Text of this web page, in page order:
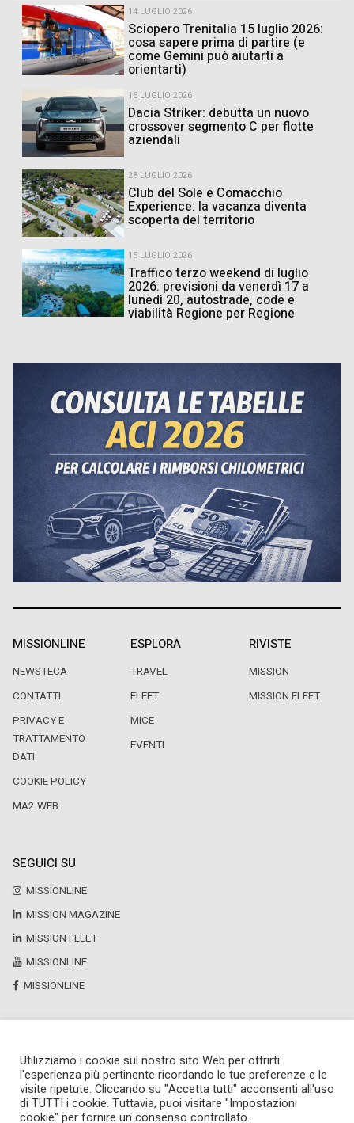
14 LUGLIO 2026
Sciopero Trenitalia 15 luglio 2026:
cosa sapere prima di partire (e
come Gemini può aiutarti a
orientarti)
16 LUGLIO 2026
Dacia Striker: debutta un nuovo
crossover segmento C per flotte
aziendali
28 LUGLIO 2026
Club del Sole e Comacchio
Experience: la vacanza diventa
scoperta del territorio
15 LUGLIO 2026
Traffico terzo weekend di luglio
2026: previsioni da venerdì 17 a
lunedì 20, autostrade, code e
viabilità Regione per Regione
MISSIONLINE
NEWSTECA
CONTATTI
PRIVACY E
TRATTAMENTO
DATI
COOKIE POLICY
MA2 WEB
ESPLORA
TRAVEL
FLEET
MICE
EVENTI
RIVISTE
MISSION
MISSION FLEET
SEGUICI SU
MISSIONLINE
MISSION MAGAZINE
MISSION FLEET
MISSIONLINE
MISSIONLINE
Copyright © 2025 by Newsteca
P.Iva 13171520151
Newsteca S.r.l.
Via Larga, 6
Utilizziamo i cookie sul nostro sito Web per offrirti
l'esperienza più pertinente ricordando le tue preferenze e le
visite ripetute. Cliccando su "Accetta tutti" acconsenti all'uso
di TUTTI i cookie. Tuttavia, puoi visitare "Impostazioni
cookie" per fornire un consenso controllato.